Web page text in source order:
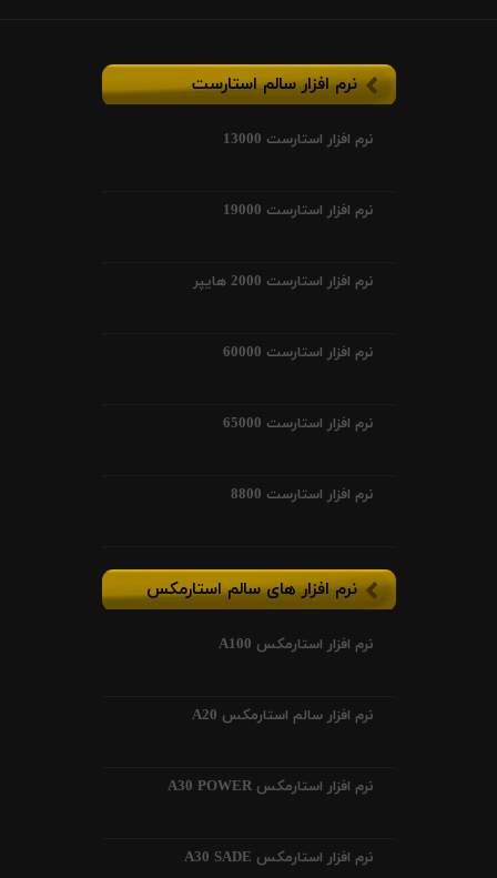
نرم افزار سالم استارست
نرم افزار استارست 13000
نرم افزار استارست 19000
نرم افزار استارست 2000 هایپر
نرم افزار استارست 60000
نرم افزار استارست 65000
نرم افزار استارست 8800
نرم افزار های سالم استارمکس
نرم افزار استارمکس A100
نرم افزار سالم استارمکس A20
نرم افزار استارمکس A30 POWER
نرم افزار استارمکس A30 SADE